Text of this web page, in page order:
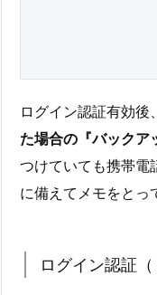
ログイン認証有効後
た場合の『バックア
つけていても携帯電
に備えてメモをとっ
ログイン認証（